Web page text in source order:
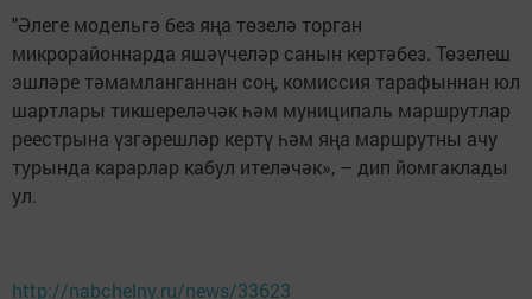
"Әлеге модельгә без яңа төзелә торган
микрорайоннарда яшәүчеләр санын кертәбез. Төзелеш
эшләре тәмамланганнан соң, комиссия тарафыннан юл
шартлары тикшереләчәк һәм муниципаль маршрутлар
реестрына үзгәрешләр кертү һәм яңа маршрутны ачу
турында карарлар кабул ителәчәк», – дип йомгаклады
ул.
http://nabchelny.ru/news/33623